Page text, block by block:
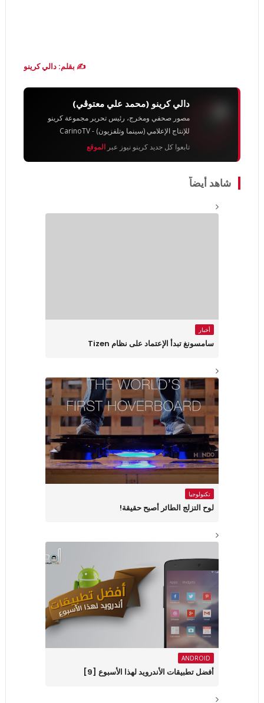
✍️ بقلم: دالي كرينو
دالي كرينو (محمد علي معتوڨي)
مصور صحفي ومخرج، رئيس تحرير مجموعة كرينو
للإنتاج الإعلامي (سينما وتلفزيون) - CarinoTV
تابعوا كل جديد كرينو نيوز عبر الموقع
شاهد أيضاً
أخبار
سامسونغ تبدأ الإعتماد على نظام Tizen
تكنولوجيا
لوح التزلج الطائر أصبح حقيقة!
ANDROID
أفضل تطبيقات الأندرويد لهذا الأسبوع ‏[9]